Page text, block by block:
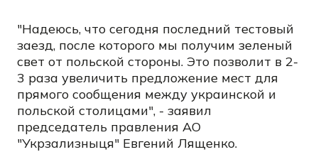
"Надеюсь, что сегодня последний тестовый
заезд, после которого мы получим зеленый
свет от польской стороны. Это позволит в 2-
3 раза увеличить предложение мест для
прямого сообщения между украинской и
польской столицами", - заявил
председатель правления АО
"Укрзализныця" Евгений Лященко.